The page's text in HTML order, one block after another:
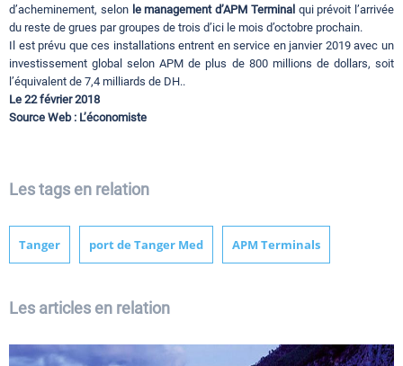
d’acheminement, selon le management d’APM Terminal qui prévoit l’arrivée
du reste de grues par groupes de trois d’ici le mois d’octobre prochain.
Il est prévu que ces installations entrent en service en janvier 2019 avec un
investissement global selon APM de plus de 800 millions de dollars, soit
l’équivalent de 7,4 milliards de DH..
Le 22 février 2018
Source Web : L’économiste
Les tags en relation
Tanger port de Tanger Med APM Terminals
Les articles en relation